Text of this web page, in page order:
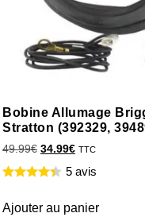
Bobine Allumage
Stratton (392329,
49.99€ 34.99€ TTC
5 avis
Ajouter au panier